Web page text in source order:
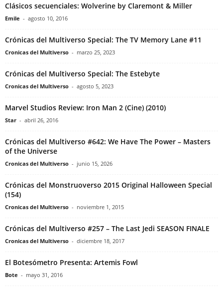
Clásicos secuenciales: Wolverine by Claremont & Miller
Emile - agosto 10, 2016
Crónicas del Multiverso Special: The TV Memory Lane #11
Cronicas del Multiverso - marzo 25, 2023
Crónicas del Multiverso Special: The Estebyte
Cronicas del Multiverso - agosto 5, 2023
Marvel Studios Review: Iron Man 2 (Cine) (2010)
Star - abril 26, 2016
Crónicas del Multiverso #642: We Have The Power – Masters
of the Universe
Cronicas del Multiverso - junio 15, 2026
Crónicas del Monstruoverso 2015 Original Halloween Special
(154)
Cronicas del Multiverso - noviembre 1, 2015
Crónicas del Multiverso #257 – The Last Jedi SEASON FINALE
Cronicas del Multiverso - diciembre 18, 2017
El Botesómetro Presenta: Artemis Fowl
Bote - mayo 31, 2016